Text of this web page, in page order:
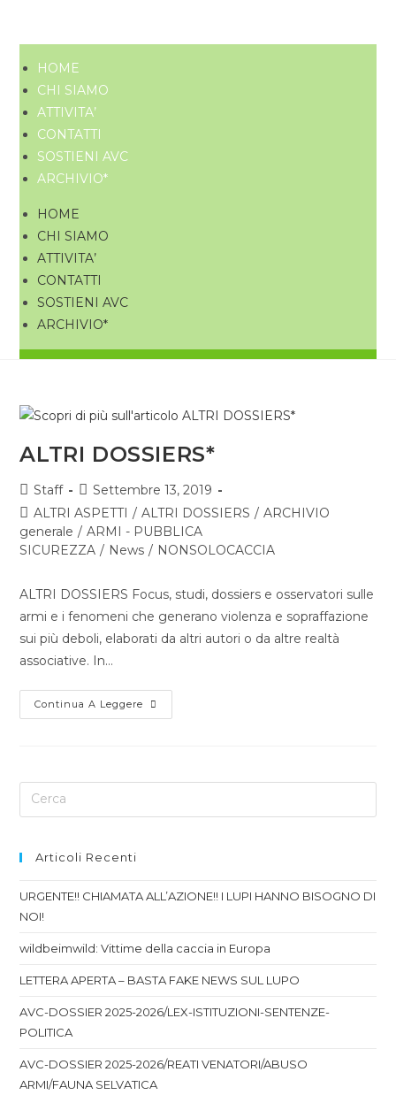
HOME
CHI SIAMO
ATTIVITA’
CONTATTI
SOSTIENI AVC
ARCHIVIO*
HOME
CHI SIAMO
ATTIVITA’
CONTATTI
SOSTIENI AVC
ARCHIVIO*
ALTRI DOSSIERS*
Staff
Settembre 13, 2019
ALTRI ASPETTI / ALTRI DOSSIERS / ARCHIVIO
generale / ARMI - PUBBLICA
SICUREZZA / News / NONSOLOCACCIA
ALTRI DOSSIERS Focus, studi, dossiers e osservatori sulle
armi e i fenomeni che generano violenza e sopraffazione
sui più deboli, elaborati da altri autori o da altre realtà
associative. In…
Continua A Leggere
Articoli Recenti
URGENTE!! CHIAMATA ALL’AZIONE!! I LUPI HANNO BISOGNO DI
NOI!
wildbeimwild: Vittime della caccia in Europa
LETTERA APERTA – BASTA FAKE NEWS SUL LUPO
AVC-DOSSIER 2025-2026/LEX-ISTITUZIONI-SENTENZE-
POLITICA
AVC-DOSSIER 2025-2026/REATI VENATORI/ABUSO
ARMI/FAUNA SELVATICA